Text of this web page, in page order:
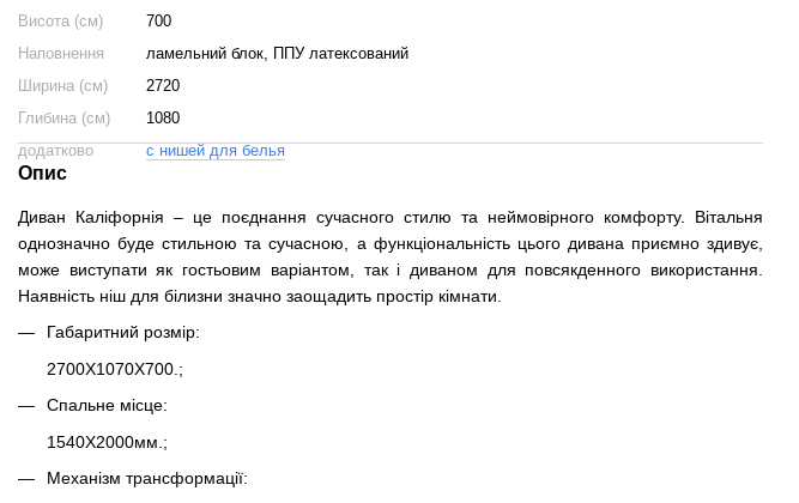
Висота (см)
700
Наповнення
ламельний блок, ППУ латексований
Ширина (см)
2720
Глибина (см)
1080
додатково
с нишей для белья
Опис
Диван Каліфорнія – це поєднання сучасного стилю та неймовірного комфорту. Вітальня
однозначно буде стильною та сучасною, а функціональність цього дивана приємно здивує,
може виступати як гостьовим варіантом, так і диваном для повсякденного використання.
Наявність ніш для білизни значно заощадить простір кімнати.
Габаритний розмір:
2700Х1070Х700.;
Спальне місце:
1540Х2000мм.;
Механізм трансформації: